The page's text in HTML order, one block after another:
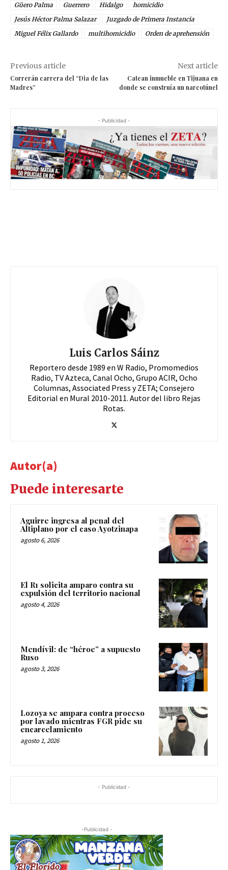
Güero Palma
Guerrero Hidalgo
homicidio
Jesús Héctor Palma Salazar
Juzgado de Primera Instancia
Miguel Félix Gallardo
multihomicidio Orden de aprehensión
Previous article
Correrán carrera del “Dia de las
Madres”
Next article
Catean inmueble en Tijuana en
donde se construía un narcotúnel
- Publicidad -
Luis Carlos Sáinz
Reportero desde 1989 en W Radio, Promomedios
Radio, TV Azteca, Canal Ocho, Grupo ACIR, Ocho
Columnas, Associated Press y ZETA; Consejero
Editorial en Mural 2010-2011. Autor del libro Rejas
Rotas.
Autor(a)
Puede interesarte
Aguirre ingresa al penal del
Altiplano por el caso Ayotzinapa
agosto 6, 2026
El R1 solicita amparo contra su
expulsión del territorio nacional
agosto 4, 2026
Mendívil: de “héroe” a supuesto
Ruso
agosto 3, 2026
Lozoya se ampara contra proceso
por lavado mientras FGR pide su
encarcelamiento
agosto 1, 2026
- Publicidad -
-Publicidad -